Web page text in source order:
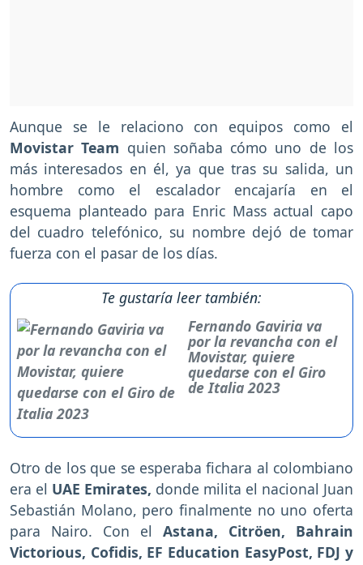
Aunque se le relaciono con equipos como el
Movistar Team quien soñaba cómo uno de los
más interesados en él, ya que tras su salida, un
hombre como el escalador encajaría en el
esquema planteado para Enric Mass actual capo
del cuadro telefónico, su nombre dejó de tomar
fuerza con el pasar de los días.
Te gustaría leer también:
Fernando Gaviria va
por la revancha con el
Movistar, quiere
quedarse con el Giro
de Italia 2023
Otro de los que se esperaba fichara al colombiano
era el UAE Emirates, donde milita el nacional Juan
Sebastián Molano, pero finalmente no uno oferta
para Nairo. Con el Astana, Citröen, Bahrain
Victorious, Cofidis, EF Education EasyPost, FDJ y